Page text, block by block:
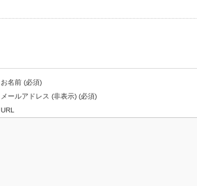
お名前 (必須)
メールアドレス (非表示) (必須)
URL